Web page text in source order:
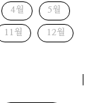
4월 5월
11월 12월